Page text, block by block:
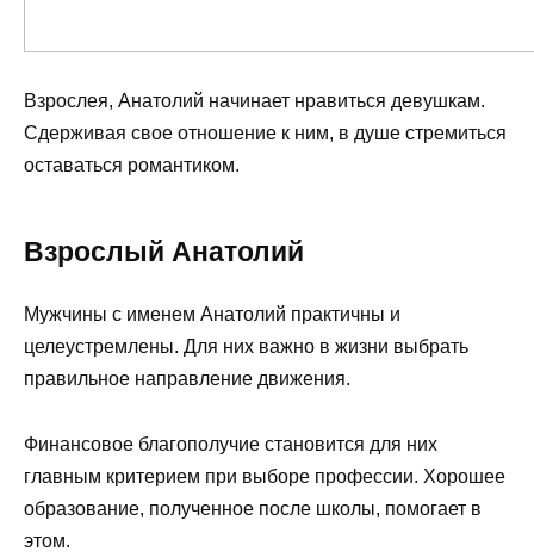
Взрослея, Анатолий начинает нравиться девушкам.
Сдерживая свое отношение к ним, в душе стремиться
оставаться романтиком.
Взрослый Анатолий
Мужчины с именем Анатолий практичны и
целеустремлены. Для них важно в жизни выбрать
правильное направление движения.
Финансовое благополучие становится для них
главным критерием при выборе профессии. Хорошее
образование, полученное после школы, помогает в
этом.